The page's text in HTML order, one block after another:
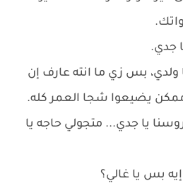
جدي.
ولدي، بس زي ما انته عارف إن
يضيعوا شجا العمر كله.
يا جدي... متجولي حاجه يا
إيه بس يا غالي؟